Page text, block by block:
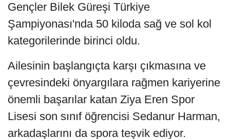
Gençler Bilek Güreşi Türkiye
Şampiyonası'nda 50 kiloda sağ ve sol kol
kategorilerinde birinci oldu.
Ailesinin başlangıçta karşı çıkmasına ve
çevresindeki önyargılara rağmen kariyerine
önemli başarılar katan Ziya Eren Spor
Lisesi son sınıf öğrencisi Sedanur Harman,
arkadaşlarını da spora teşvik ediyor.